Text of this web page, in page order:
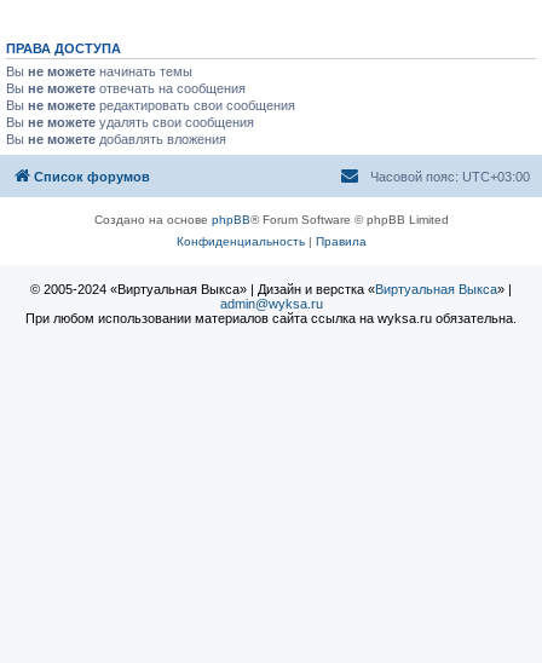
ПРАВА ДОСТУПА
Вы не можете начинать темы
Вы не можете отвечать на сообщения
Вы не можете редактировать свои сообщения
Вы не можете удалять свои сообщения
Вы не можете добавлять вложения
Список форумов Часовой пояс: UTC+03:00
Создано на основе phpBB® Forum Software © phpBB Limited
Конфиденциальность| Правила
© 2005-2024 «Виртуальная Выкса» | Дизайн и верстка «Виртуальная Выкса» |
admin@wyksa.ru
При любом использовании материалов сайта ссылка на wyksa.ru обязательна.